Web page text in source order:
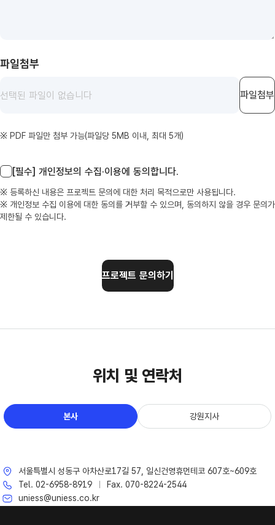
파일첨부
선택된 파일이 없습니다 파일첨부
※ PDF 파일만 첨부 가능(파일당 5MB 이내, 최대 5개)
[필수] 개인정보의 수집·이용에 동의합니다.
※ 등록하신 내용은 프로젝트 문의에 대한 처리 목적으로만 사용됩니다.
※ 개인정보 수집 이용에 대한 동의를 거부할 수 있으며, 동의하지 않을 경우 문의가
제한될 수 있습니다.
프로젝트 문의하기
위치 및 연락처
본사 강원지사
서울특별시 성동구 아차산로17길 57, 일신건영휴먼테코 607호~609호
Tel. 02-6958-8919
Fax. 070-8224-2544
uniess@uniess.co.kr